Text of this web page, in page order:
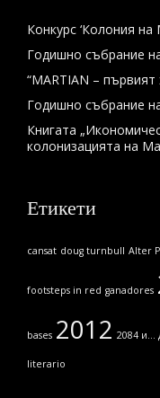
Конкурс ‘Колония на
Годишно събрание
“MARTIAN –
Годишно събрание
Книгата
колонизацията на
Етикети
cansat doug turnbull Alter
footsteps in red ganadores
bases 2012 2084 и...
literario